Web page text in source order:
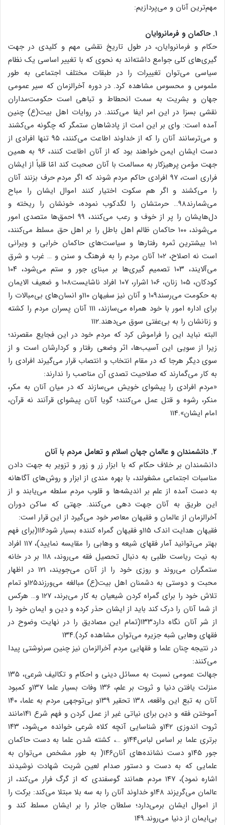
مهم‌ترین آنان و می‌پردازیم:
۱. حاکمان و فرمانروایان
حکام و فرمانروایان، در طول تاریخ نقشی مهم و کلیدی در جهت
گیری‌های کلی جوامع داشته‌اند به نحوی که با تغییر اساسی یک نظام
سیاسی می‌توان تغییرات را در طبقات مختلف اجتماعی به طور
ملموس و محسوس مشاهده کرد. در دوره آخرالزمان که سیر عمومی
جهان و بشریت به سمت انحطاط و تباهی است حکومت‌مداران
نقشی بسزا در این امر ایفا می‌کنند. در روایات اهل بیت(ع) چنین
آمده است: وای بر این امت از پادشاهان ستمگر که چگونه می‌کشند
و می‌ترسانند آنان را که از خداوند اطاعت می‌کنند، ۹۵ تنها افرادی از
دست ایشان ایمن خواهند بود که از آنان اطاعت کنند، ۹۶ به همین
جهت مؤمن پرهیزکار به مسالمت با آنان صحبت کند امّا قلباً از ایشان
فراری است، ۹۷ افرادی حاکم مردم شوند که اگر مردم حرف بزنند آنان
را می‌کشند و اگر هم سکوت اختیار کنند اموال ایشان را مباح
می‌شمارند۹۸… حرمتشان را لگدکوب نموده، خونشان را ریخته و
دل‌هایشان را پر از خوف و رعب می‌کنند، ۹۹ احمق‌ها متصدی امور
می‌شوند، ۱۰۰ حاکمان ظالم اهل باطل را بر اهل حق مسلط می‌کنند،
۱۰۱ بیشترین ثمره رفتارها و سیاست‌های حاکمان خرابی و ویرانی
است نه اصلاح، ۱۰۲ آنان مردم را به فرهنگ و سنن و … غرب و شرق
می‌آلایند، ۱۰۳ تصمیم گیری‌ها بر مبنای جور و ستم می‌شود، ۱۰۴
کودکان، ۱۰۵ زنان، ۱۰۶ اشرار، ۱۰۷ افراد ناشایست۱۰۸ و ضعیف الایمان
به حکومت می‌رسند۱۰۹ و آنان نیز سفیهان ۱۱۰و انسان‌های بی‌مبالات را
برای اداره امور با خود همراه می‌سازند، ۱۱۱ آنان پسران مردم را کشته
و زنانشان را به بی‌عفتی سوق می‌دهند.۱۱۲
البته نباید این را فراموش کرد که مردم خود در این فجایع مقصرند؛
زیرا از سویی این آسیب‌ها، اثر وضعی رفتار و کردارشان است و از
سوی دیگر هرجا که در مقام انتخاب و انتصاب قرار می‌گیرند افرادی را
به کار می‌گمارند که صلاحیت تصدی آن مناصب را ندارند:
«مردم افرادی را پیشوای خویش می‌سازند که در میان آنان به مکر،
منکر، رشوه و قتل عمل می‌کنند؛ گویا آنان پیشوای قرآنند نه قرآن،
امام ایشان».114
۲. دانشمندان و عالمان جهان اسلام و تعامل مردم با آنان
دانشمندان بر خلاف حکام که با ابزار زر و زور و تزویر به جهت دادن
مناسبات اجتماعی مشغولند، با بهره مندی از ابزار و روش‌های آگاهانه
به دست آمده از علم بر اندیشه‌ها و قلوب مردم سلطه می‌یابند و از
این طریق به آنان جهت دهی می‌کنند. جهتی که ساکن دوران
آخرالزمان از عالمان و فقیهان معاصر خود می‌گیرد از این قرار است:
فقیهان هدایت اندک ۱۱۵و فقیهان گمراه کننده بسیار شود۱۱۶(برای فهم
بهتر می‌توانید آمار فقهای شیعه و وهابی را مقایسه نمایید)، ۱۱۷ افراد
به نیت ریاست طلبی به دنبال تحصیل فقه می‌روند، ۱۱۸ بر در خانه
ستمگران می‌روند و روزی خود را از آنان می‌جویند، ۱۲۱ در اظهار
محبت و دوستی به دشمنان اهل بیت(ع) مبالغه می‌ورزند۱۲۵و تمام
تلاش خود را برای گمراه کردن شیعیان به کار می‌برند، ۱۲۷ و… هرکس
از شما آنان را درک کند باید از ایشان حذر کرده و دین و ایمان خود را
از شر آنان نگاه دارد۱۳۳(تمام این مصادیق را در نهایت وضوح در
فقهای وهابی شبه جزیره می‌توان مشاهده کرد).۱۳۴
در نتیجه چنان علما و فقهایی مردم آخرالزمان نیز چنین سرنوشتی پیدا
می‌کنند:
جهالت عمومی نسبت به مسائل دینی و احکام و تکالیف شرعی، ۱۳۵
منزلت یافتن دنیا و ثروت بر علم، ۱۳۶ وفات بسیار علما ۱۳۷و کمبود
آنان به تبع این واقعه، ۱۳۸ تحقیر ۱۳۹و بی‌توجهی مردم به علما، ۱۴۰
آموختن فقه و دین برای نیاتی غیر از عمل کردن و فهم شرع ۱۴۱مانند
ثروت اندوزی ۱۴۲و شناسایی آنچه کلاه شرعی خوانده می‌شود، ۱۴۳
برتری علما بر اساس لباس۱۴۴و …، کشته شدن علما به دست حاکمان
جور ۱۴۵و دست نشانده‌های آنان۱۴۶( به طور مشخص می‌توان به
علمایی که به دست و دستور صدام لعین شربت شهادت نوشیدند
اشاره نمود)، ۱۴۷ مردم همانند گوسفندی که از گرگ فرار می‌کند، از
عالمان می‌گریزند ۱۴۸و خداوند آنان را به سه بلا مبتلا می‌کند: برکت را
از اموال ایشان برمی‌دارد؛ سلطان جائر را بر ایشان مسلط کند و
بی‌ایمان از دنیا می‌روند.۱۴۹